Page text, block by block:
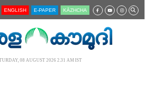
ENGLISH E-PAPER KĀZHCHA
08 AUGUST 2026 2.31 AM IST